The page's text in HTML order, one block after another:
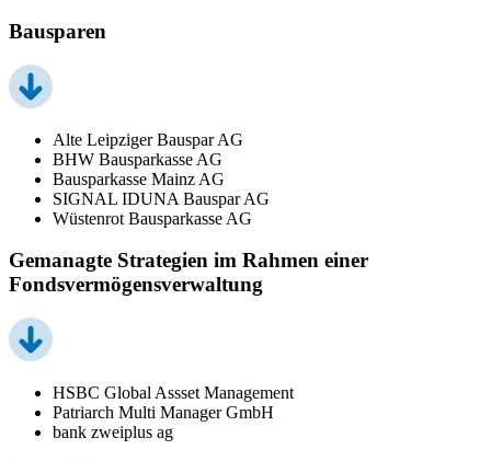
Bausparen
Alte Leipziger Bauspar AG
BHW Bausparkasse AG
Bausparkasse Mainz AG
SIGNAL IDUNA Bauspar AG
Wüstenrot Bausparkasse AG
Gemanagte Strategien im Rahmen einer
Fondsvermögensverwaltung
HSBC Global Assset Management
Patriarch Multi Manager GmbH
bank zweiplus ag